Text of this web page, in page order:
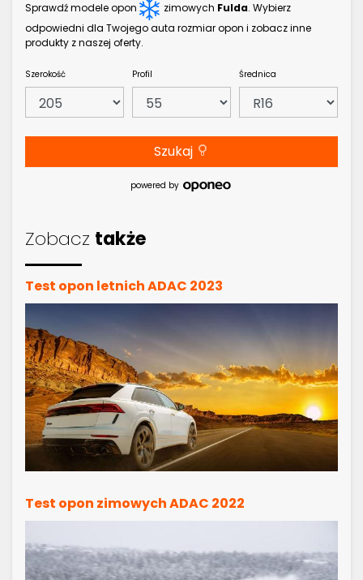
Sprawdź modele opon zimowych Fulda. Wybierz
odpowiedni dla Twojego auta rozmiar opon i zobacz inne
produkty z naszej oferty.
Szerokość Profil Średnica
Szukaj
powered by
Zobacz także
Test opon letnich ADAC 2023
Test opon zimowych ADAC 2022